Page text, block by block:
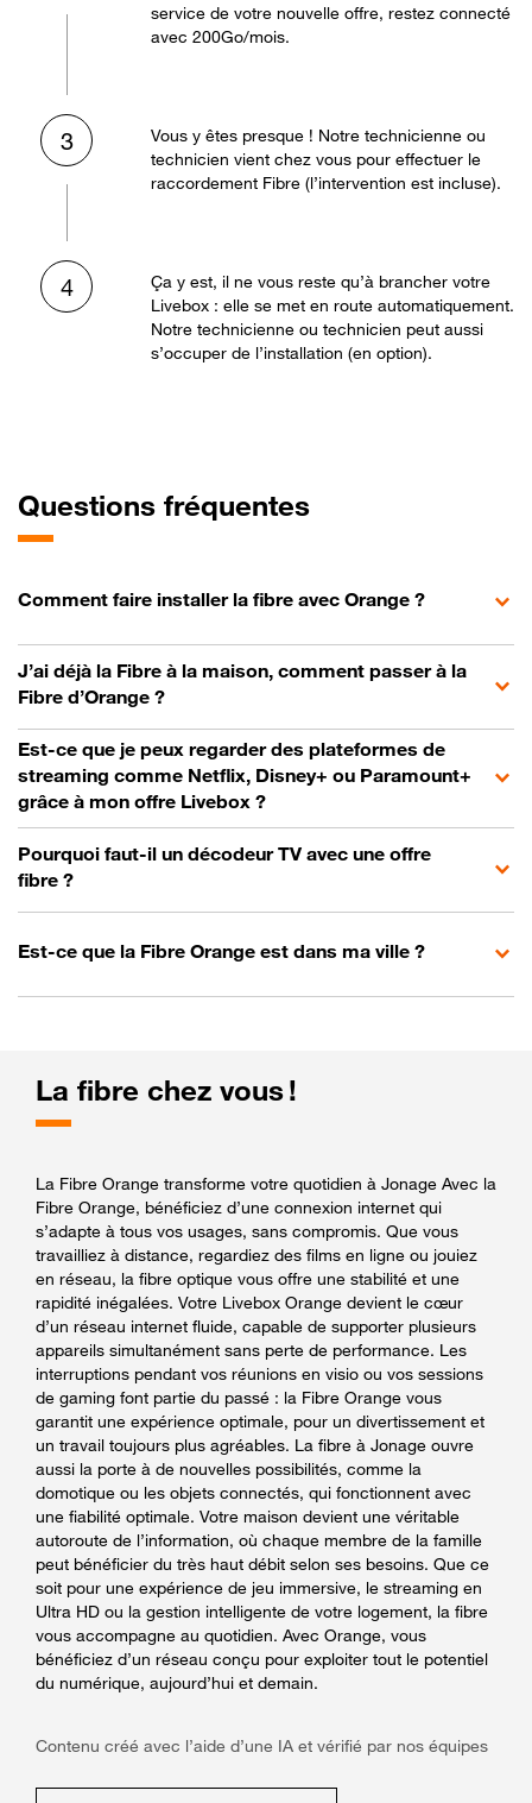
service de votre nouvelle offre, restez connecté
avec 200Go/mois.
3
Vous y êtes presque ! Notre technicienne ou
technicien vient chez vous pour effectuer le
raccordement Fibre (l’intervention est incluse).
4
Ça y est, il ne vous reste qu’à brancher votre
Livebox : elle se met en route automatiquement.
Notre technicienne ou technicien peut aussi
s’occuper de l’installation (en option).
Questions fréquentes
Comment faire installer la fibre avec Orange ?
J’ai déjà la Fibre à la maison, comment passer à la
Fibre d’Orange ?
Est-ce que je peux regarder des plateformes de
streaming comme Netflix, Disney+ ou Paramount+
grâce à mon offre Livebox ?
Pourquoi faut-il un décodeur TV avec une offre
fibre ?
Est-ce que la Fibre Orange est dans ma ville ?
La fibre chez vous !
La Fibre Orange transforme votre quotidien à Jonage Avec la
Fibre Orange, bénéficiez d’une connexion internet qui
s’adapte à tous vos usages, sans compromis. Que vous
travailliez à distance, regardiez des films en ligne ou jouiez
en réseau, la fibre optique vous offre une stabilité et une
rapidité inégalées. Votre Livebox Orange devient le cœur
d’un réseau internet fluide, capable de supporter plusieurs
appareils simultanément sans perte de performance. Les
interruptions pendant vos réunions en visio ou vos sessions
de gaming font partie du passé : la Fibre Orange vous
garantit une expérience optimale, pour un divertissement et
un travail toujours plus agréables. La fibre à Jonage ouvre
aussi la porte à de nouvelles possibilités, comme la
domotique ou les objets connectés, qui fonctionnent avec
une fiabilité optimale. Votre maison devient une véritable
autoroute de l’information, où chaque membre de la famille
peut bénéficier du très haut débit selon ses besoins. Que ce
soit pour une expérience de jeu immersive, le streaming en
Ultra HD ou la gestion intelligente de votre logement, la fibre
vous accompagne au quotidien. Avec Orange, vous
bénéficiez d’un réseau conçu pour exploiter tout le potentiel
du numérique, aujourd’hui et demain.
Contenu créé avec l’aide d’une IA et vérifié par nos équipes